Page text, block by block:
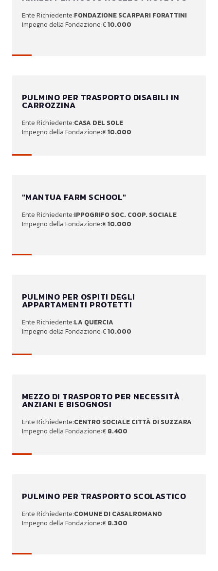
FONDAZIONE SCARPARI FORATTINI
10.000
PULMINO PER TRASPORTO DISABILI IN
CARROZZINA
CASA DEL SOLE
10.000
"MANTUA FARM SCHOOL"
IPPOGRIFO SOC. COOP. SOCIALE
10.000
PULMINO PER OSPITI DEGLI
APPARTAMENTI PROTETTI
LA QUERCIA
10.000
MEZZO DI TRASPORTO PER NECESSITÀ
ANZIANI E BISOGNOSI
CENTRO SOCIALE CITTÀ DI SUZZARA
8.400
PULMINO PER TRASPORTO SCOLASTICO
COMUNE DI CASALROMANO
8.300